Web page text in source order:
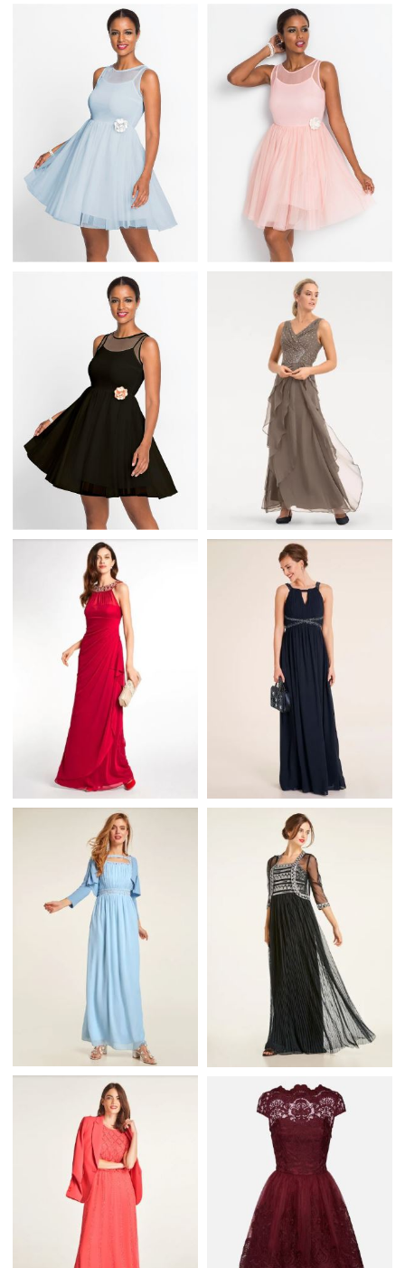
ROZKLOSZOWANA
SUKIENKA RAJA Z
PASECZKAMI W
DEKOLCIE
ROZKLOSZOWANA
SUKIENKA RAJA Z
PASECZKAMI W
DEKOLCIE
ROZKLOSZOWANA
MINI SUKIENKA NA
WESELE Z SIATECZKĄ
NIEBIESKA
ROZKLOSZOWANA
MINI SUKIENKA NA
WESELE Z SIATECZKĄ
RÓŻOWA
ROZKLOSZOWANA
MINI SUKIENKA NA
WESELE Z SIATECZKĄ
HEINE DŁUGA SUKNIA
WIECZOROWA Z
PEREŁKAMI
HEINE CZERWONA
DŁUGA SUKNIA
WIECZOROWA
HEINE GRANATOWA
DŁUGA SUKNIA
WIECZOROWA
HEINE DŁUGA SUKNIA
WIECZOROWA W
KOLORZE NIEBIESKIM
HEINE DŁUGA SUKNIA
WIECZOROWA
CZARNO SREBRNA